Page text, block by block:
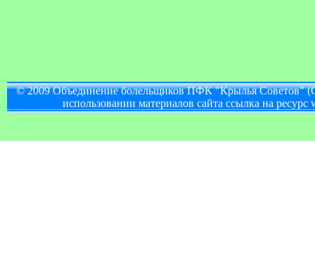
© 2009 Объединение болельщиков ПФК "Крылья
использовании материалов сайта ссылка на ресурс